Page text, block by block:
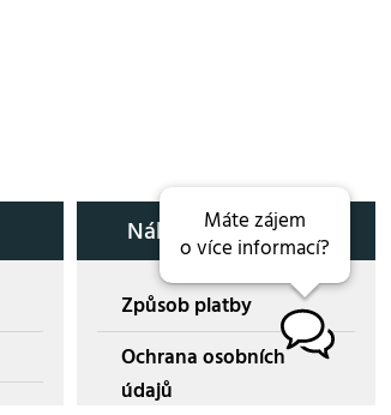
Nákup přes E-shop
Způsob platby
Ochrana osobních
údajů
Máte zájem
o více informací?
B